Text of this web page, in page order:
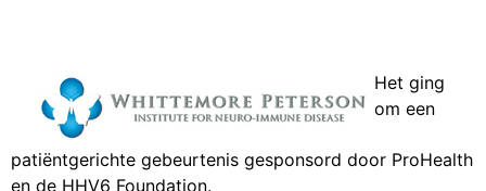
Het ging
om een
patiëntgerichte gebeurtenis gesponsord door ProHealth
en de HHV6 Foundation.